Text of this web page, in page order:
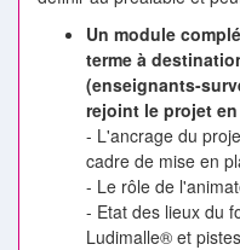
Un module
terme à
(enseignants-
rejoint le projet
- L'ancrage du
cadre de mise en
- Le rôle de
- Etat des lieux du
Ludimalle® et